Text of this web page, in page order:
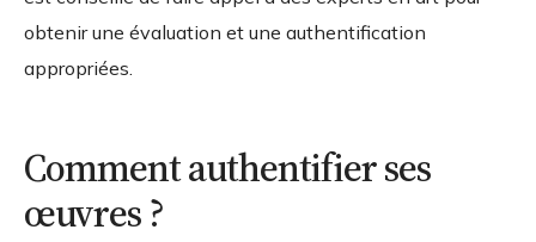
obtenir une évaluation et une authentification
appropriées.
Comment authentifier ses
œuvres ?